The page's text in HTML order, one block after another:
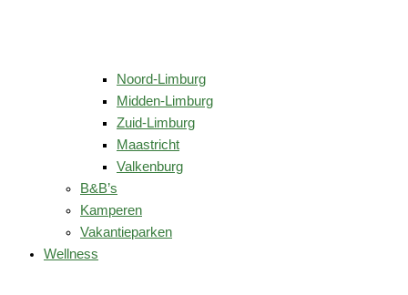
Noord-Limburg
Midden-Limburg
Zuid-Limburg
Maastricht
Valkenburg
B&B’s
Kamperen
Vakantieparken
Wellness